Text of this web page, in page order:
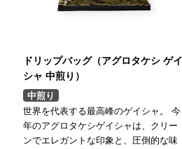
ドリップバッグ（アグロタケシ ゲイ
シャ 中煎り）
中煎り
世界を代表する最高峰のゲイシャ。 今
年のアグロタケシゲイシャは、クリー
ンでエレガントな印象と、圧倒的な味